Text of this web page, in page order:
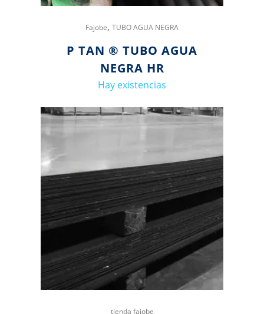
Fajobe, TUBO AGUA NEGRA
P TAN ® TUBO AGUA
NEGRA HR
Hay existencias
tienda fajobe